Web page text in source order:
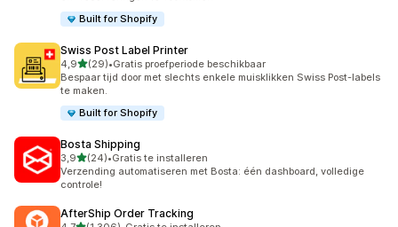
Built for Shopify
Swiss Post Label Printer
4,9van 5 sterren
(29)
29 recensies in totaal
•Gratis proefperiode beschikbaar
Bespaar tijd door met slechts enkele muisklikken Swiss Post-labels
te maken.
Built for Shopify
Bosta Shipping
3,9van 5 sterren
(24)
24 recensies in totaal
•Gratis te installeren
Verzending automatiseren met Bosta: één dashboard, volledige
controle!
AfterShip Order Tracking